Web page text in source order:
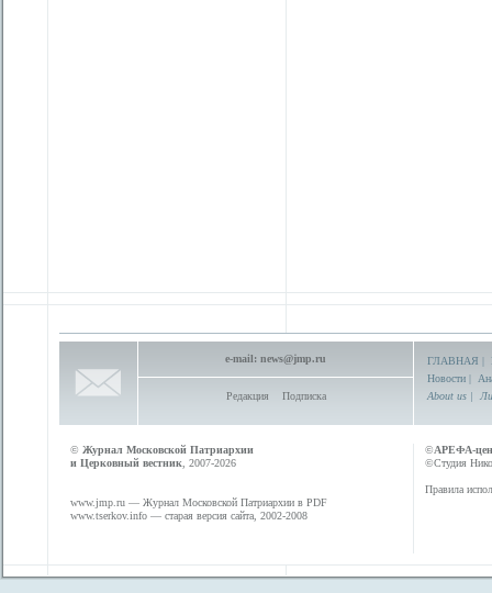
e-mail: news@jmp.ru
Редакция Подписка
ГЛАВНАЯ |
Новости |
About us |
© Журнал Московской Патриархии
и Церковный вестник , 2007-2026
www.jmp.ru — Журнал Московской Патриархии в PDF
www.tserkov.info — старая версия сайта, 2002-2008
©АРЕФА-
©Студия
Правила